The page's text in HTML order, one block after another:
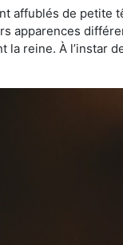
affublés de petite
apparences
reine. À l’instar